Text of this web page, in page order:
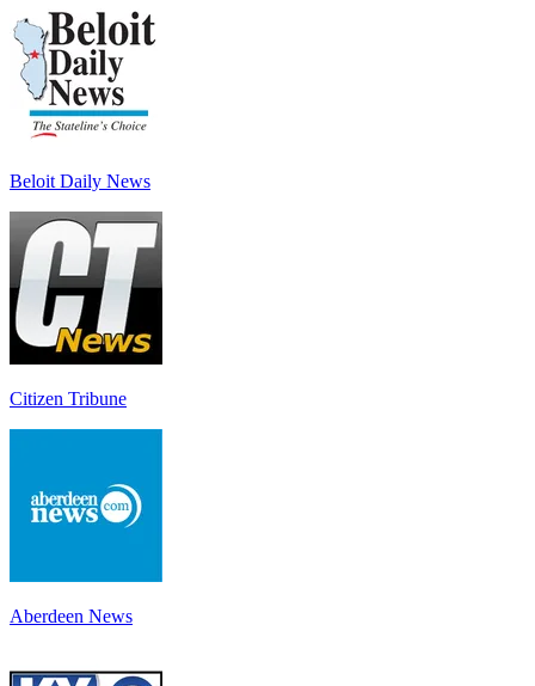
Beloit Daily News
Citizen Tribune
Aberdeen News